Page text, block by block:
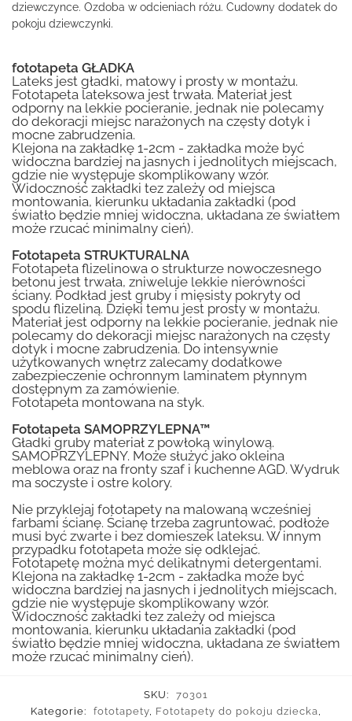
dziewczynce. Ozdoba w odcieniach różu. Cudowny dodatek do
pokoju dziewczynki.
fototapeta GŁADKA
Lateks jest gładki, matowy i prosty w montażu.
Fototapeta lateksowa jest trwała. Materiał jest
odporny na lekkie pocieranie, jednak nie polecamy
do dekoracji miejsc narażonych na częsty dotyk i
mocne zabrudzenia.
Klejona na zakładkę 1-2cm - zakładka może być
widoczna bardziej na jasnych i jednolitych miejscach,
gdzie nie występuje skomplikowany wzór.
Widoczność zakładki tez zależy od miejsca
montowania, kierunku układania zakładki (pod
światło będzie mniej widoczna, układana ze światłem
może rzucać minimalny cień).
Fototapeta STRUKTURALNA
Fototapeta flizelinowa o strukturze nowoczesnego
betonu jest trwała, zniweluje lekkie nierówności
ściany. Podkład jest gruby i mięsisty pokryty od
spodu flizeliną. Dzięki temu jest prosty w montażu.
Materiał jest odporny na lekkie pocieranie, jednak nie
polecamy do dekoracji miejsc narażonych na częsty
dotyk i mocne zabrudzenia. Do intensywnie
użytkowanych wnętrz zalecamy dodatkowe
zabezpieczenie ochronnym laminatem płynnym
dostępnym za zamówienie.
Fototapeta montowana na styk.
Fototapeta SAMOPRZYLEPNA™
Gładki gruby materiał z powłoką winylową.
SAMOPRZYLEPNY. Może służyć jako okleina
meblowa oraz na fronty szaf i kuchenne AGD. Wydruk
ma soczyste i ostre kolory.
Nie przyklejaj fototapety na malowaną wcześniej
farbami ścianę. Ścianę trzeba zagruntować, podłoże
musi być zwarte i bez domieszek lateksu. W innym
przypadku fototapeta może się odklejać.
Fototapetę można myć delikatnymi detergentami.
Klejona na zakładkę 1-2cm - zakładka może być
widoczna bardziej na jasnych i jednolitych miejscach,
gdzie nie występuje skomplikowany wzór.
Widoczność zakładki tez zależy od miejsca
montowania, kierunku układania zakładki (pod
światło będzie mniej widoczna, układana ze światłem
może rzucać minimalny cień).
SKU:
70301
Kategorie:
fototapety, Fototapety do pokoju dziecka,